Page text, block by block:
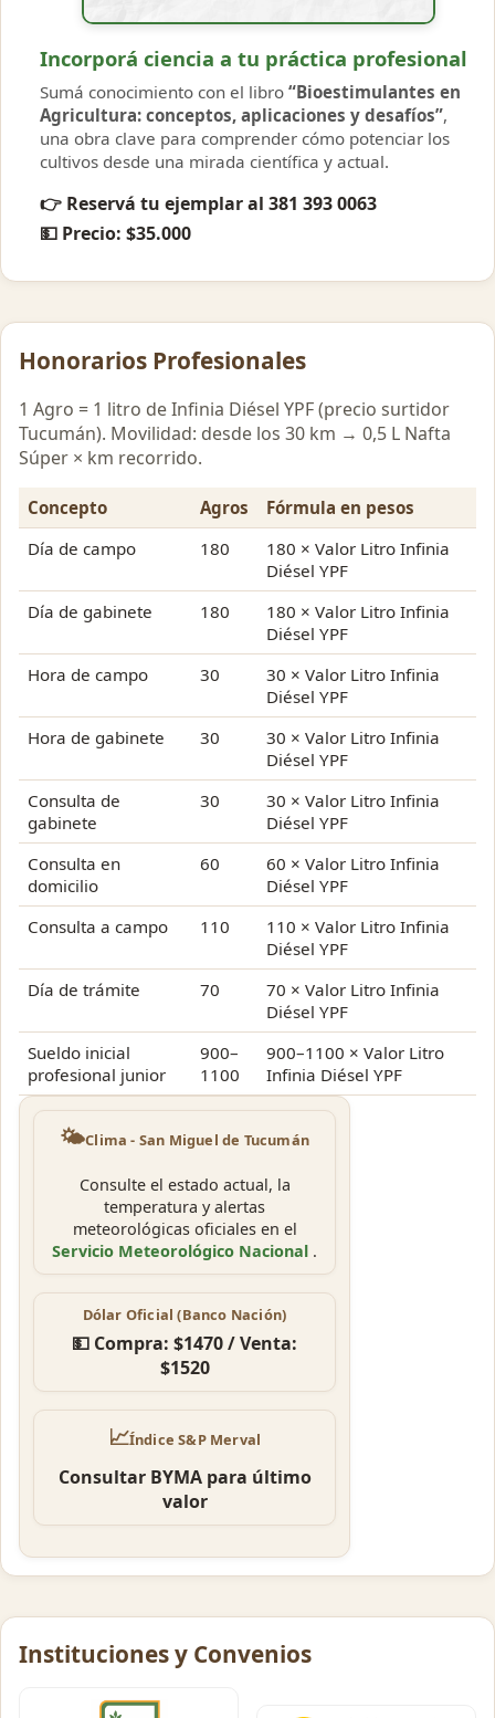
Incorporá ciencia a tu práctica profesional
Sumá conocimiento con el libro“Bioestimulantes en
Agricultura: conceptos, aplicaciones y desafíos”,
una obra clave para comprender cómo potenciar los
cultivos desde una mirada científica y actual.
👉 Reservá tu ejemplar al381 393 0063
💵 Precio:$35.000
Honorarios Profesionales
1 Agro = 1 litro de Infinia Diésel YPF (precio surtidor
Tucumán). Movilidad: desde los 30 km → 0,5 L Nafta
Súper × km recorrido.
Concepto Agros
Fórmula en pesos
Día de campo
180
180 × Valor Litro Infinia
Diésel YPF
Día de gabinete
180
180 × Valor Litro Infinia
Diésel YPF
Hora de campo
30
30 × Valor Litro Infinia
Diésel YPF
Hora de gabinete
30
30 × Valor Litro Infinia
Diésel YPF
Consulta de
gabinete
30
30 × Valor Litro Infinia
Diésel YPF
Consulta en
domicilio
60
60 × Valor Litro Infinia
Diésel YPF
Consulta a campo
110
110 × Valor Litro Infinia
Diésel YPF
Día de trámite
70
70 × Valor Litro Infinia
Diésel YPF
Sueldo inicial
profesional junior
900–
1100
900–1100 × Valor Litro
Infinia Diésel YPF
🌤️Clima - San Miguel de Tucumán
Consulte el estado actual, la
temperatura y alertas
meteorológicas oficiales en el
Servicio Meteorológico Nacional .
Dólar Oficial (Banco Nación)
💵 Compra: $1470 / Venta:
$1520
📈Índice S&P Merval
Consultar BYMA para último
valor
Instituciones y Convenios